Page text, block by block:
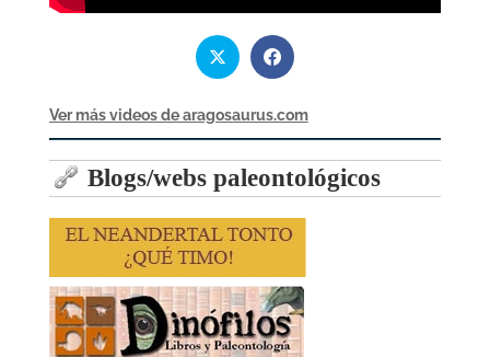
Ver más videos de aragosaurus.com
Blogs/webs paleontológicos